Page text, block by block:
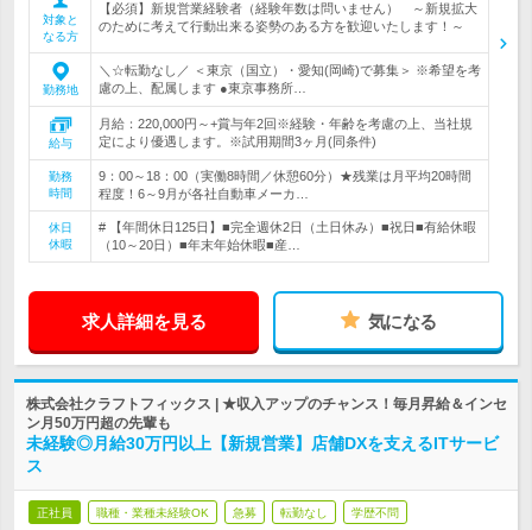
対象と
なる方
【必須】新規営業経験者（経験年数は問いません） ～新規拡大
のために考えて行動出来る姿勢のある方を歓迎いたします！～
勤務地
＼☆転勤なし／ ＜東京（国立）・愛知(岡崎)で募集＞ ※希望を考
慮の上、配属します ●東京事務所…
給与
月給：220,000円～+賞与年2回※経験・年齢を考慮の上、当社規
定により優遇します。※試用期間3ヶ月(同条件)
勤務
時間
9：00～18：00（実働8時間／休憩60分）★残業は月平均20時間
程度！6～9月が各社自動車メーカ…
休日
休暇
# 【年間休日125日】■完全週休2日（土日休み）■祝日■有給休暇
（10～20日）■年末年始休暇■産…
求人詳細を見る 気になる
株式会社クラフトフィックス | ★収入アップのチャンス！毎月昇給＆インセ
ン月50万円超の先輩も
未経験◎月給30万円以上【新規営業】店舗DXを支えるITサービ
ス
正社員 職種・業種未経験OK 急募 転勤なし 学歴不問